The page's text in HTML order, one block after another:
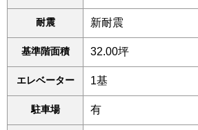
耐震 新耐震
基準階面積 32.00坪
エレベーター 1基
駐車場 有